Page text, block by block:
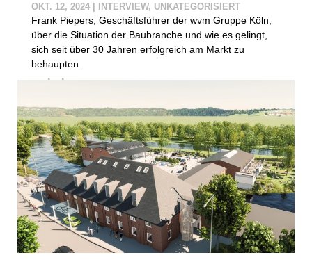
OKT. 12, 2024| INTERVIEW, UNKATEGORISIERT
Frank Piepers, Geschäftsführer der wvm Gruppe Köln,
über die Situation der Baubranche und wie es gelingt,
sich seit über 30 Jahren erfolgreich am Markt zu
behaupten.
mehr lesen